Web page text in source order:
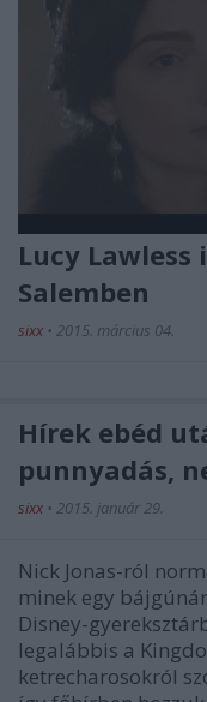
Lucy Lawless
Salemben
sixx • 2015. március 04.
Hírek ebéd
punnyadás,
sixx • 2015. január 29.
Nick Jonas-ról
minek egy
Disney-
legalábbis a
ketrecharosokról